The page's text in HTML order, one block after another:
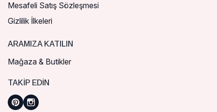
Mesafeli Satış Sözleşmesi
Gizlilik İlkeleri
ARAMIZA KATILIN
Mağaza & Butikler
TAKIP EDIN